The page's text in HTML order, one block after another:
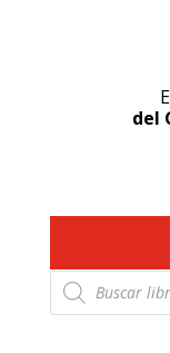
del
Búsqueda
de
productos